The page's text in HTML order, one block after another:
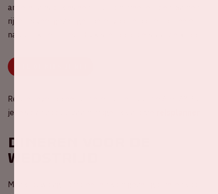
andere fans of kies een rit uit om mee te rijden. Samen
rijden is veel gezelliger, beter voor je portemonnee én
natuurlijk het milieu. Druk snel op onderstaande knop.
Reis je liever op een andere manier naar de ArenA? Plan
je reis dan zo duurzaam mogelijk via onze
Dineren voor de
wedstrijd
Maak jouw dag compleet en kom gezellig dineren voor